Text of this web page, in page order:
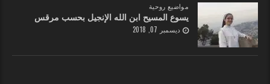
مواضيع روحية
يسوع المسيح ابن الله الإنجيل بحسب مرقس
ديسمبر 07, 2018